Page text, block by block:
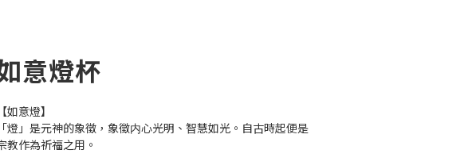
意燈杯
【如意燈】
「燈」是元神的象徵，象徵内心光明、智慧如光。自古時起便是
教作為祈福之用。